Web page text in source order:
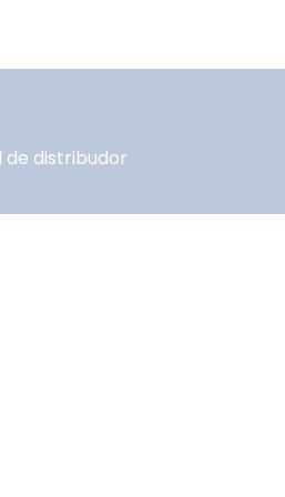
de distribudor